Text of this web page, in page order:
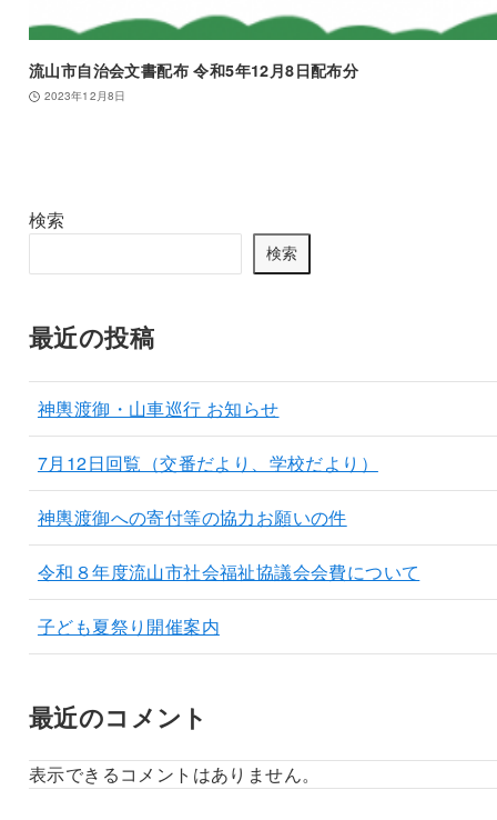
流山市自治会文書配布 令和5年12月8日配布分
2023年12月8日
検索
検索
最近の投稿
神輿渡御・山車巡行 お知らせ
7月12日回覧（交番だより、学校だより）
神輿渡御への寄付等の協力お願いの件
令和８年度流山市社会福祉協議会会費について
子ども夏祭り開催案内
最近のコメント
表示できるコメントはありません。